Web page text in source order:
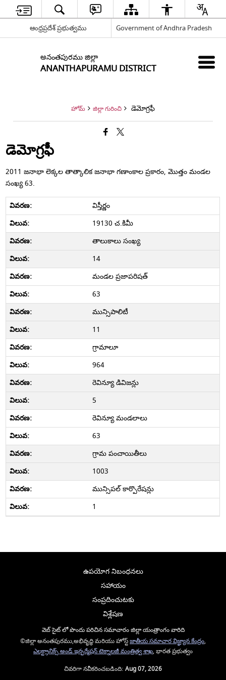
ఆంధ్రప్రదేశ్ ప్రభుత్వము Government of Andhra Pradesh
అనంతపురము జిల్లా
ANANTHAPURAMU DISTRICT
హోమ్ జిల్లా గురించి డెమోగ్రఫీ
డెమోగ్రఫీ
2011 జనాభా లెక్కల తాత్కాలిక జనాభా గణాంకాల ప్రకారం, మొత్తం మండల
సంఖ్య 63.
విస్తీర్ణం
19130 చ.కిమీ
తాలుకాలు సంఖ్య
14
మండల ప్రజాపరిషత్
63
మున్సిపాలిటీ
11
గ్రామాలూ
964
రెవిన్యూ డివిజన్లు
5
రెవిన్యూ మండలాలు
63
గ్రామ పంచాయితీలు
1003
మున్సిపల్ కార్పొరేషన్లు
1
ఉపయోగ నిబంధనలు
సహాయం
సంప్రదించుటకు
విశ్లేషణ
వెబ్ సైట్ లో పొందు పరిచిన సమాచారం జిల్లా యంత్రాంగం వారిది
©జిల్లా అనంతపురము,అభివృద్ధి మరియు హోస్ట్జాతీయ సమాచార విజ్ఞ్యాన కేంద్రం,
ఎలక్ట్రానిక్స్ అండ్ ఇన్ఫర్మేషన్ టెక్నాలజీ మంత్రిత్వ శాఖ, భారత ప్రభుత్వం
చివరిగా నవీకరించబడింది: Aug 07, 2026